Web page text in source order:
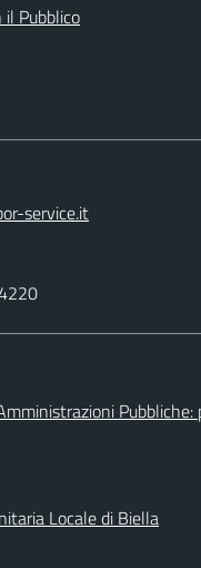
il Pubblico
Pubbliche:
Locale di Biella